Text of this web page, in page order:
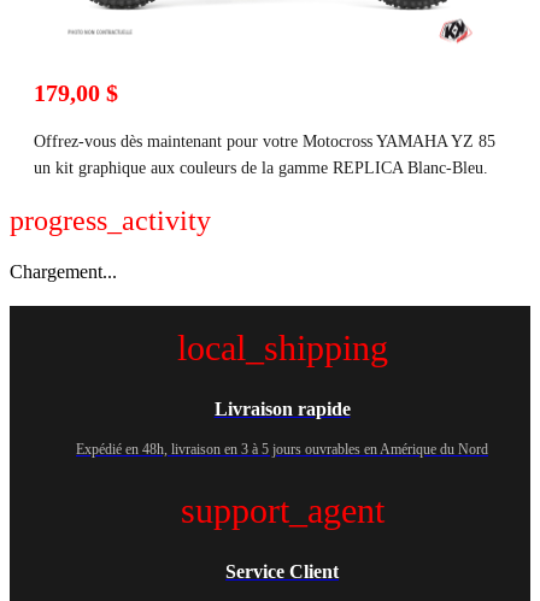
179,00 $
Offrez-vous dès maintenant pour votre Motocross YAMAHA YZ 85
un kit graphique aux couleurs de la gamme REPLICA Blanc-Bleu.
progress_activity
Chargement...
local_shipping
Livraison rapide
Expédié en 48h, livraison en 3 à 5 jours ouvrables en Amérique du Nord
support_agent
Service Client